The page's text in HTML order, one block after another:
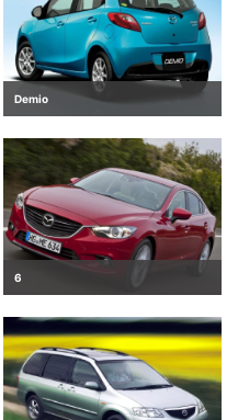
Demio
6